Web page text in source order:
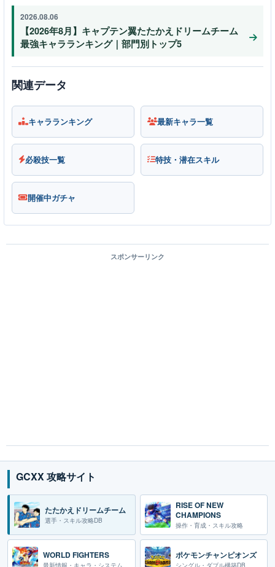
2026.08.06
【2026年8月】キャプテン翼たたかえドリームチーム
最強キャラランキング｜部門別トップ5
関連データ
キャラランキング 最新キャラ一覧
必殺技一覧 特技・潜在スキル
開催中ガチャ
スポンサーリンク
GCXX 攻略サイト
たたかえドリームチーム
選手・スキル攻略DB
RISE OF NEW
CHAMPIONS
操作・育成・スキル攻略
WORLD FIGHTERS
最新情報・キャラ・システム
ポケモンチャンピオンズ
シングル・ダブル構築DB